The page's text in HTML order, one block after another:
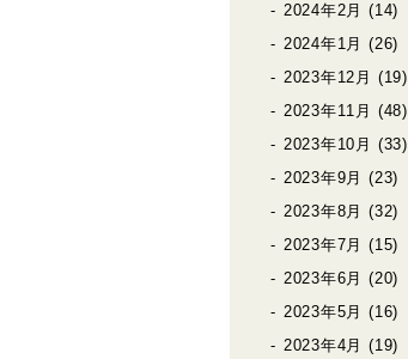
2024年2月 (14)
2024年1月 (26)
2023年12月 (19)
2023年11月 (48)
2023年10月 (33)
2023年9月 (23)
2023年8月 (32)
2023年7月 (15)
2023年6月 (20)
2023年5月 (16)
2023年4月 (19)